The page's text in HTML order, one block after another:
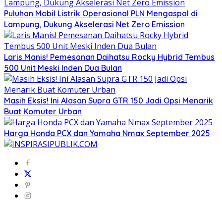
Puluhan Mobil Listrik Operasional PLN Mengaspal di
Lampung, Dukung Akselerasi Net Zero Emission
Laris Manis! Pemesanan Daihatsu Rocky Hybrid Tembus
500 Unit Meski Inden Dua Bulan
Masih Eksis! Ini Alasan Supra GTR 150 Jadi Opsi Menarik
Buat Komuter Urban
Harga Honda PCX dan Yamaha Nmax September 2025